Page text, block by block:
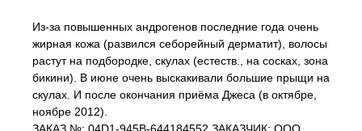
Из-за повышенных андрогенов последние года очень
жирная кожа (развился себорейный дерматит), волосы
растут на подбородке, скулах (естеств., на сосках, зона
бикини). В июне очень выскакивали большие прыщи на
скулах. И после окончания приёма Джеса (в октябре,
ноябре 2012).